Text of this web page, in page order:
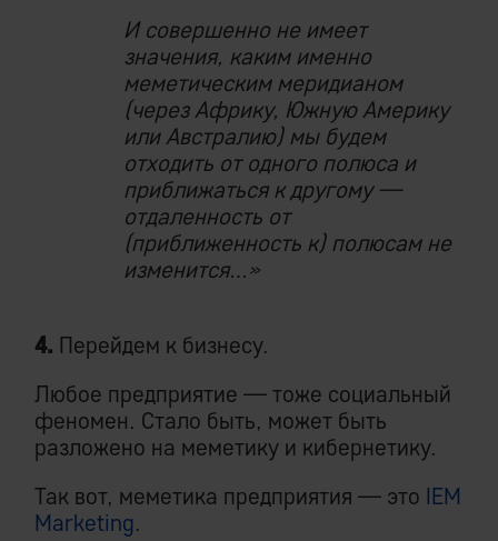
И совершенно не имеет
значения, каким именно
меметическим меридианом
(через Африку, Южную Америку
или Австралию) мы будем
отходить от одного полюса и
приближаться к другому —
отдаленность от
(приближенность к) полюсам не
изменится…»
4. Перейдем к бизнесу.
Любое предприятие — тоже социальный
феномен. Стало быть, может быть
разложено на меметику и кибернетику.
Так вот, меметика предприятия — это IEM
Marketing.